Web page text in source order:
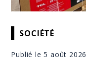
SOCIÉTÉ
Publié le 5 août 2026